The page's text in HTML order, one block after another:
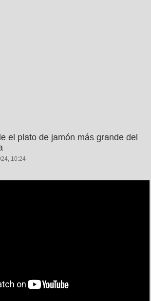
el plato de jamón más grande del
10:24